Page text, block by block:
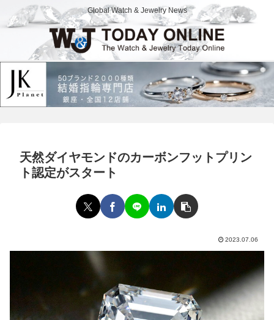
Global Watch & Jewelry News
天然ダイヤモンドのカーボンフットプリン
ト認定がスタート
2023.07.06